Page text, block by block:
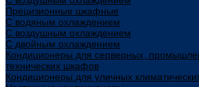
Прецизионные шкафные
С водяным охлаждением
С воздушным охлаждением
С двойным охлаждением
Кондиционеры для серверных,
технических шкафов
Кондиционеры для уличных